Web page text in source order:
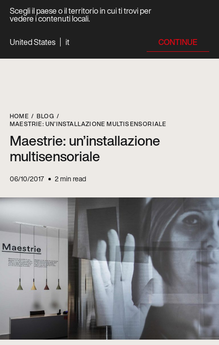
Scegli il paese o il territorio in cui ti trovi per
vedere i contenuti locali.
United States
it CONTINUE
HOME
BLOG
MAESTRIE: UN’INSTALLAZIONE MULTISENSORIALE
Maestrie: un’installazione
multisensoriale
06/10/2017 2min read